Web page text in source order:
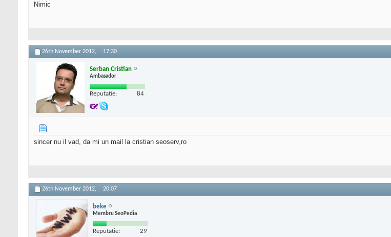
Nimic
26th November 2012, 17:30
Serban Cristian
Ambasador
Reputatie: 84
sincer nu il vad, da mi un mail la cristian seoserv,ro
26th November 2012, 20:07
beke
Membru SeoPedia
Reputatie: 29